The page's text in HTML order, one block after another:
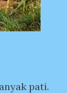
pati.